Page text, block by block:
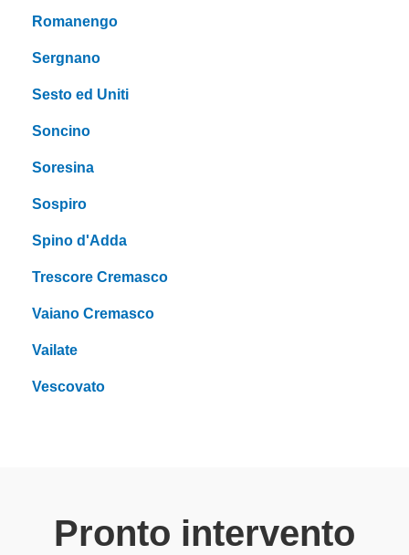
Romanengo
Sergnano
Sesto ed Uniti
Soncino
Soresina
Sospiro
Spino d'Adda
Trescore Cremasco
Vaiano Cremasco
Vailate
Vescovato
Pronto intervento